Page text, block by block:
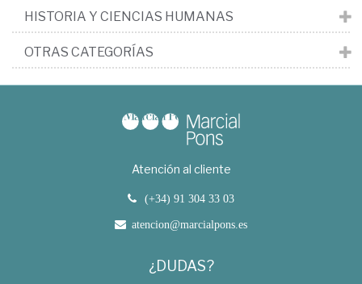
HISTORIA Y CIENCIAS HUMANAS
OTRAS CATEGORÍAS
Atención al cliente
(+34) 91 304 33 03
atencion@marcialpons.es
¿DUDAS?